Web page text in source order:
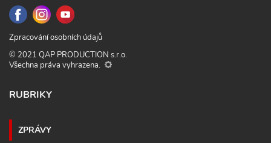
Zpracování osobních údajů
© 2021 QAP PRODUCTION s.r.o.
Všechna práva vyhrazena.
RUBRIKY
ZPRÁVY